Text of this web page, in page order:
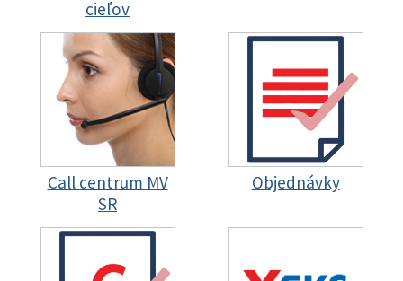
cieľov
Call centrum MV
SR
Objednávky